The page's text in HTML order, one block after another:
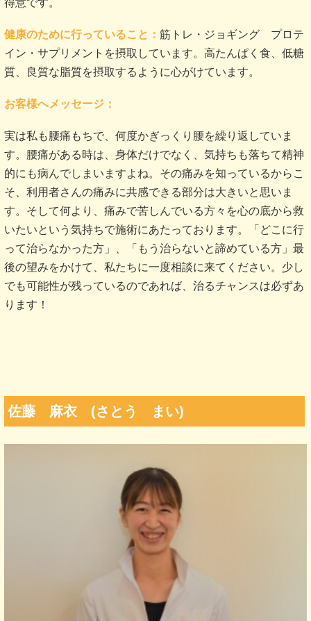
健康のために行っていること： 筋トレ・ジョギング プロテ
イン・サプリメントを摂取しています。高たんぱく食、低糖
質、良質な脂質を摂取するように心がけています。
お客様へメッセージ：
実は私も腰痛もちで、何度かぎっくり腰を繰り返していま
す。腰痛がある時は、身体だけでなく、気持ちも落ちて精神
的にも病んでしまいますよね。その痛みを知っているからこ
そ、利用者さんの痛みに共感できる部分は大きいと思いま
す。そして何より、痛みで苦しんでいる方々を心の底から救
いたいという気持ちで施術にあたっております。「どこに行
って治らなかった方」、「もう治らないと諦めている方」最
後の望みをかけて、私たちに一度相談に来てください。少し
でも可能性が残っているのであれば、治るチャンスは必ずあ
ります！
佐藤 麻衣 (さとう まい)